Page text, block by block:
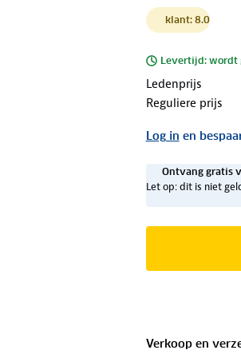
klant: 8.0
Levertijd: wordt
Ledenprijs
Reguliere prijs
Log in en
Ontvang gratis
Let op: dit is niet
Verkoop en